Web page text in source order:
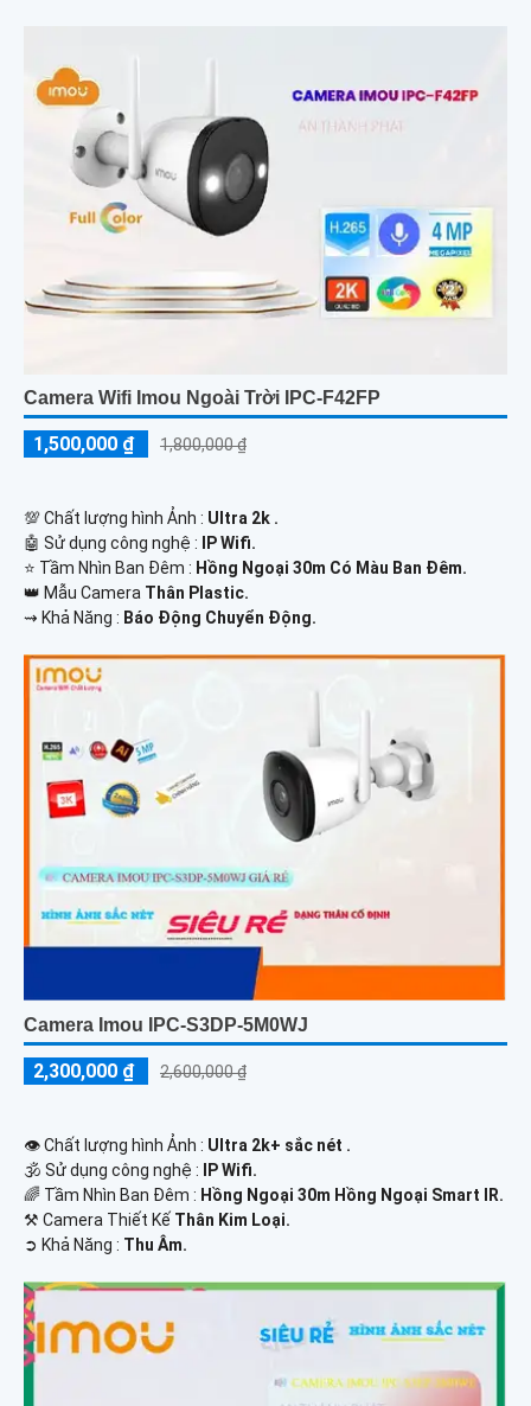
Camera Wifi Imou Ngoài Trời IPC-F42FP
1,500,000 ₫ 1,800,000 ₫
💯 Chất lượng hình Ảnh : Ultra 2k .
🤖️ Sử dụng công nghệ :
IP Wifi.
⭐ Tầm Nhìn Ban Đêm : Hồng Ngoại 30m Có Màu Ban Đêm.
👑 Mẫu Camera Thân Plastic.
️⇝ Khả Năng : Báo Động Chuyển Động.
Camera Imou IPC-S3DP-5M0WJ
2,300,000 ₫ 2,600,000 ₫
👁 Chất lượng hình Ảnh : Ultra 2k+ sắc nét .
🕉️ Sử dụng công nghệ :
IP Wifi.
🌈 Tầm Nhìn Ban Đêm : Hồng Ngoại 30m Hồng Ngoại Smart IR.
⚒ Camera Thiết Kế Thân Kim Loại.
️➲ Khả Năng : Thu Âm.